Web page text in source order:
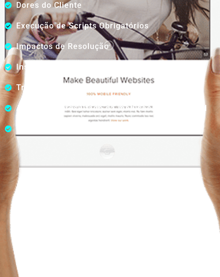
Dores do Cliente
Execução de Scripts Obrigatórios
Impactos de Resolução
Insatisfação e Alto Atrito (ODCs)
Transição de sentimento
Avaliação e resultado da medição de Scorecard